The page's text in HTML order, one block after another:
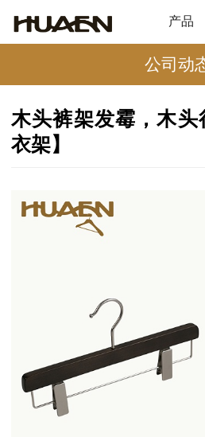
产品
公司动
木头裤架发霉，木头
衣架】